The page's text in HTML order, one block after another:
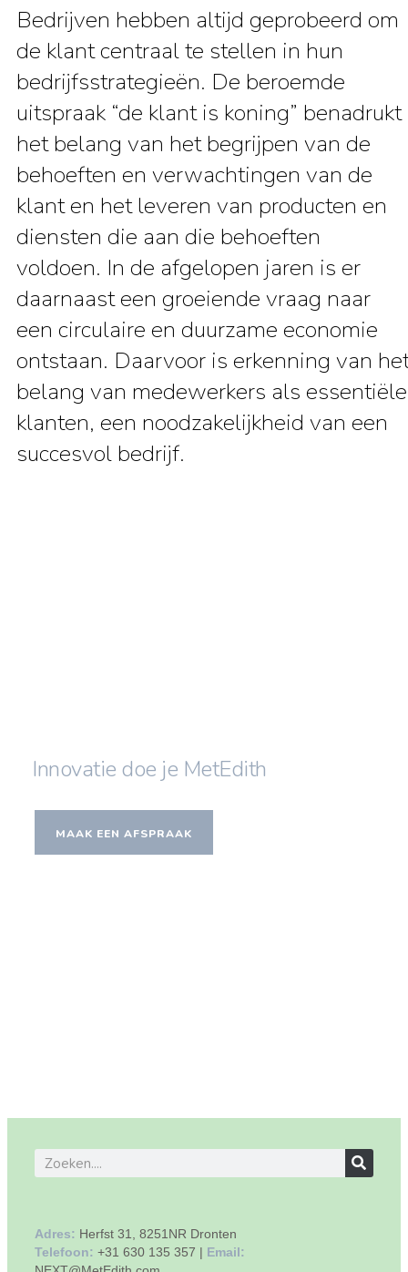
Bedrijven hebben altijd geprobeerd om
de klant centraal te stellen in hun
bedrijfsstrategieën. De beroemde
uitspraak “de klant is koning” benadrukt
het belang van het begrijpen van de
behoeften en verwachtingen van de
klant en het leveren van producten en
diensten die aan die behoeften
voldoen. In de afgelopen jaren is er
daarnaast een groeiende vraag naar
een circulaire en duurzame economie
ontstaan. Daarvoor is erkenning van
belang van medewerkers als essentiële
klanten, een noodzakelijkheid van een
succesvol bedrijf.
Innovatie doe je MetEdith
MAAK EEN AFSPRAAK
Adres: Herfst 31, 8251NR Dronten
Telefoon: +31 630 135 357 | Email: